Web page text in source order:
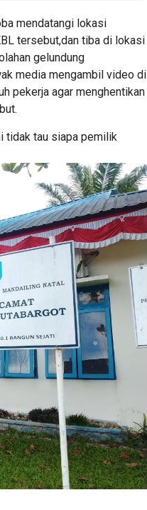
mendatangi lokasi
tersebut,dan tiba di lokasi
gelundung
media mengambil video di
pekerja agar menghentikan
tidak tau siapa pemilik